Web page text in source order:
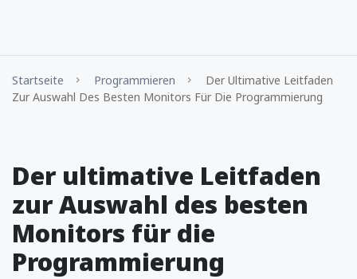
Startseite Programmieren
Der Ultimative Leitfaden
Zur Auswahl Des Besten Monitors Für Die Programmierung
Der ultimative Leitfaden
zur Auswahl des besten
Monitors für die
Programmierung